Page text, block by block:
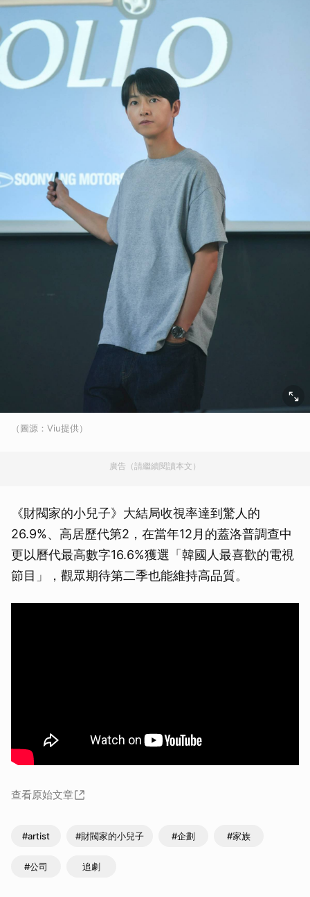
（圖源：Viu提供）
廣告（請繼續閱讀本文）
《財閥家的小兒子》大結局收視率達到驚人的
26.9%、高居歷代第2，在當年12月的蓋洛普調查中
更以曆代最高數字16.6%獲選「韓國人最喜歡的電視
節目」，觀眾期待第二季也能維持高品質。
查看原始文章
#artist #財閥家的小兒子 #企劃 #家族
#公司 追劇